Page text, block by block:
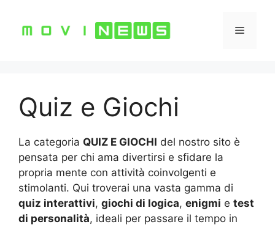
contenuto
Menu
Quiz e Giochi
La categoria QUIZ E GIOCHI del nostro sito è
pensata per chi ama divertirsi e sfidare la
propria mente con attività coinvolgenti e
stimolanti. Qui troverai una vasta gamma di
quiz interattivi, giochi di logica, enigmi e test
di personalità, ideali per passare il tempo in